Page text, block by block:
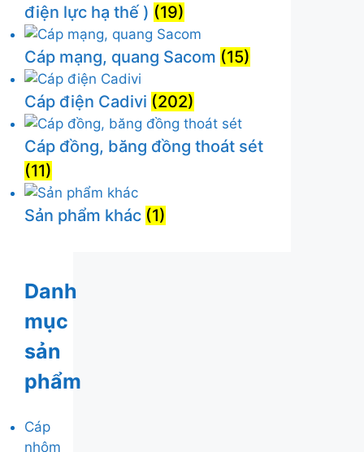
điện lực hạ thế ) (19)
Cáp mạng, quang Sacom (15)
Cáp điện Cadivi (202)
Cáp đồng, băng đồng thoát sét
(11)
Sản phẩm khác (1)
Danh
mục
sản
phẩm
Cáp
nhôm